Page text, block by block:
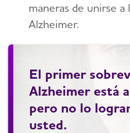
maneras de unirse a
Alzheimer.
El primer
Alzheimer está
pero no lo
usted.